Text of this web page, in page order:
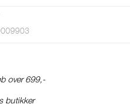
over 699,-
butikker